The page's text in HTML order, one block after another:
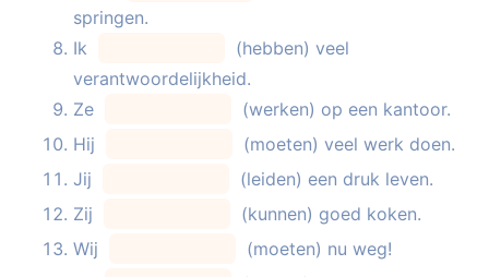
springen.
Ik
(hebben) veel
verantwoordelijkheid.
Ze
(werken) op een kantoor.
Hij
(moeten) veel werk doen.
Jij
(leiden) een druk leven.
Zij
(kunnen) goed koken.
Wij
(moeten) nu weg!